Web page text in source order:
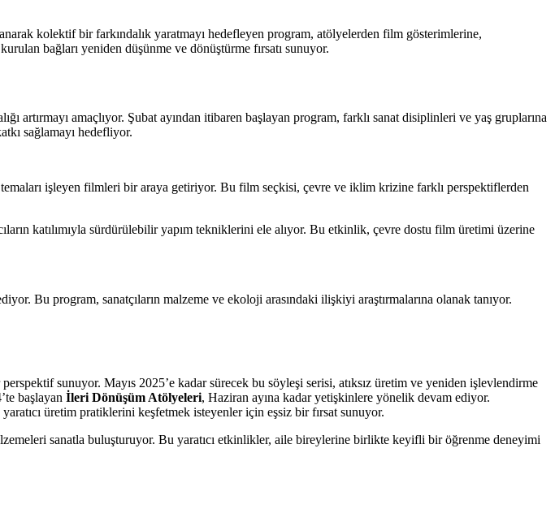
kolektif bir farkındalık yaratmayı hedefleyen program, atölyelerden film gösterimlerine,
bağları yeniden düşünme ve dönüştürme fırsatı sunuyor.
artırmayı amaçlıyor. Şubat ayından itibaren başlayan program, farklı sanat disiplinleri ve yaş gruplarına
sağlamayı hedefliyor.
işleyen filmleri bir araya getiriyor. Bu film seçkisi, çevre ve iklim krizine farklı perspektiflerden
katılımıyla sürdürülebilir yapım tekniklerini ele alıyor. Bu etkinlik, çevre dostu film üretimi üzerine
Bu program, sanatçıların malzeme ve ekoloji arasındaki ilişkiyi araştırmalarına olanak tanıyor.
sunuyor. Mayıs 2025’e kadar sürecek bu söyleşi serisi, atıksız üretim ve yeniden işlevlendirme
başlayan İleri Dönüşüm Atölyeleri, Haziran ayına kadar yetişkinlere yönelik devam ediyor.
üretim pratiklerini keşfetmek isteyenler için eşsiz bir fırsat sunuyor.
sanatla buluşturuyor. Bu yaratıcı etkinlikler, aile bireylerine birlikte keyifli bir öğrenme deneyimi